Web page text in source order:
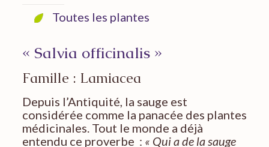
Toutes les plantes
« Salvia officinalis »
Famille : Lamiacea
Depuis l’Antiquité, la sauge est
considérée comme la panacée des plantes
médicinales. Tout le monde a déjà
entendu ce proverbe : « Qui a de la sauge